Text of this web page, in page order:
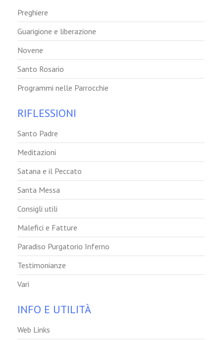
Preghiere
Guarigione e liberazione
Novene
Santo Rosario
Programmi nelle Parrocchie
RIFLESSIONI
Santo Padre
Meditazioni
Satana e il Peccato
Santa Messa
Consigli utili
Malefici e Fatture
Paradiso Purgatorio Inferno
Testimonianze
Vari
INFO E UTILITÀ
Web Links